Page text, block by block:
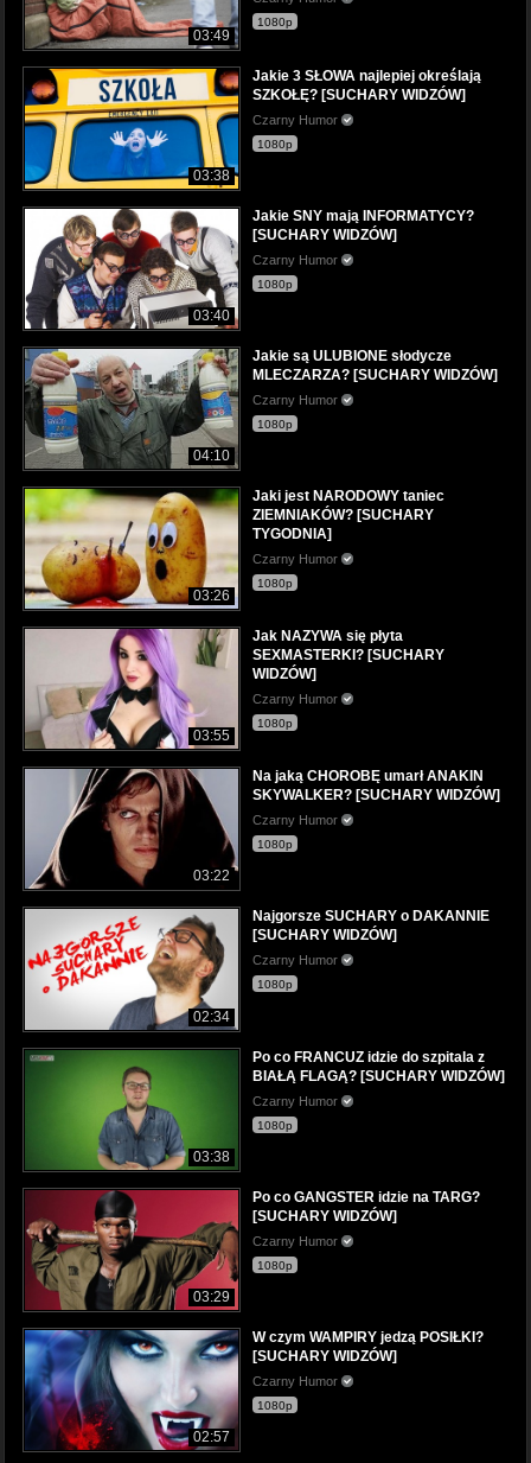
03:49
1080p
03:38
Jakie 3 SŁOWA najlepiej określają
SZKOŁĘ? [SUCHARY WIDZÓW]
Czarny Humor
1080p
03:40
Jakie SNY mają INFORMATYCY?
[SUCHARY WIDZÓW]
Czarny Humor
1080p
04:10
Jakie są ULUBIONE słodycze
MLECZARZA? [SUCHARY WIDZÓW]
Czarny Humor
1080p
03:26
Jaki jest NARODOWY taniec
ZIEMNIAKÓW? [SUCHARY
TYGODNIA]
Czarny Humor
1080p
03:55
Jak NAZYWA się płyta
SEXMASTERKI? [SUCHARY
WIDZÓW]
Czarny Humor
1080p
03:22
Na jaką CHOROBĘ umarł ANAKIN
SKYWALKER? [SUCHARY WIDZÓW]
Czarny Humor
1080p
02:34
Najgorsze SUCHARY o DAKANNIE
[SUCHARY WIDZÓW]
Czarny Humor
1080p
03:38
Po co FRANCUZ idzie do szpitala z
BIAŁĄ FLAGĄ? [SUCHARY WIDZÓW]
Czarny Humor
1080p
03:29
Po co GANGSTER idzie na TARG?
[SUCHARY WIDZÓW]
Czarny Humor
1080p
02:57
W czym WAMPIRY jedzą POSIŁKI?
[SUCHARY WIDZÓW]
Czarny Humor
1080p